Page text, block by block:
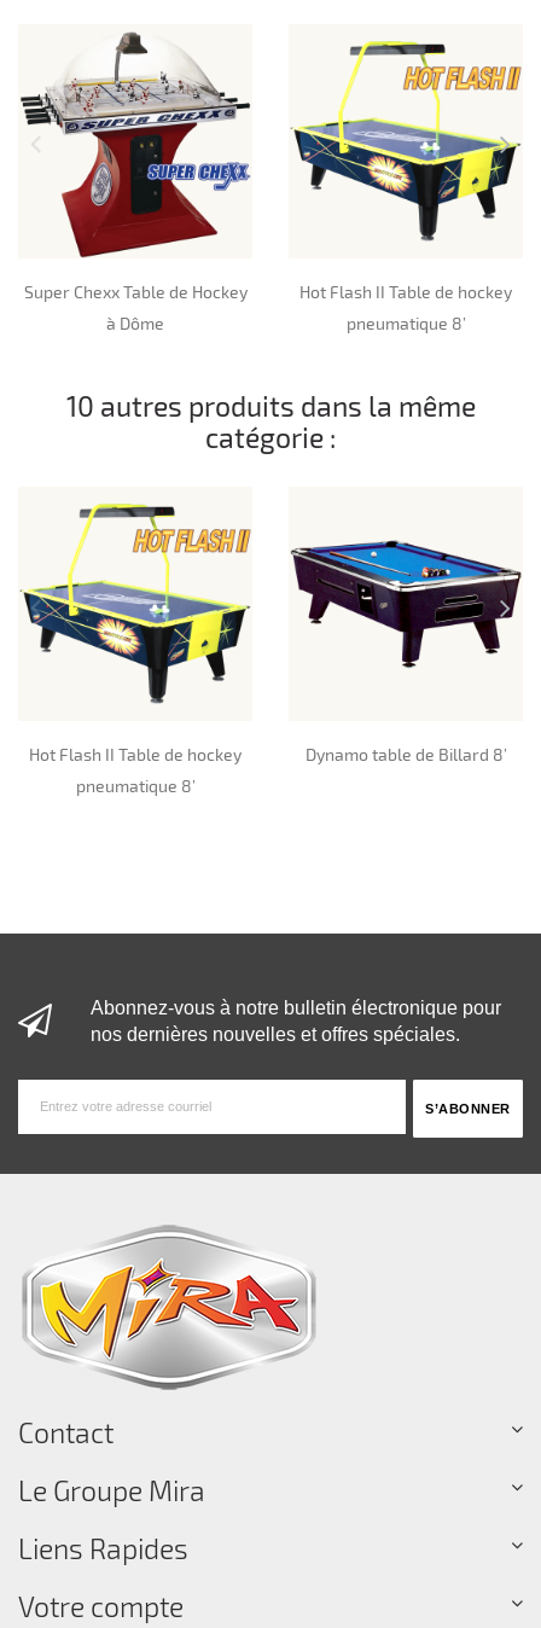
Super Chexx Table de Hockey
à Dôme
Hot Flash II Table de hockey
pneumatique 8’
10 autres produits dans la même
catégorie :
Hot Flash II Table de hockey
pneumatique 8’
Dynamo table de Billard 8’
Abonnez-vous à notre bulletin électronique pour
nos dernières nouvelles et offres spéciales.
Contact
Le Groupe Mira
Liens Rapides
Votre compte